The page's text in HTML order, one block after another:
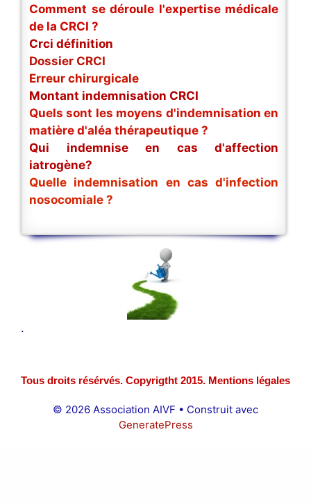
Comment se déroule l'expertise médicale
de la CRCI ?
Crci définition
Dossier CRCI
Erreur chirurgicale
Montant indemnisation CRCI
Quels sont les moyens d'indemnisation en
matière d'aléa thérapeutique ?
Qui indemnise en cas d'affection
iatrogène?
Quelle indemnisation en cas d'infection
nosocomiale ?
.
Tous droits résérvés. Copyrigtht 2015. Mentions légales
© 2026 Association AIVF • Construit avec
GeneratePress